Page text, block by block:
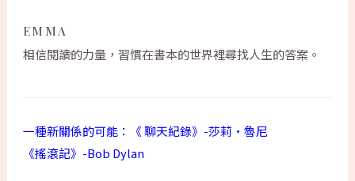
EMMA
相信閱讀的力量，習慣在書本的世界裡尋找人生的答案。
一種新關係的可能：《 聊天紀錄》-莎莉·魯尼
《搖滾記》-Bob Dylan